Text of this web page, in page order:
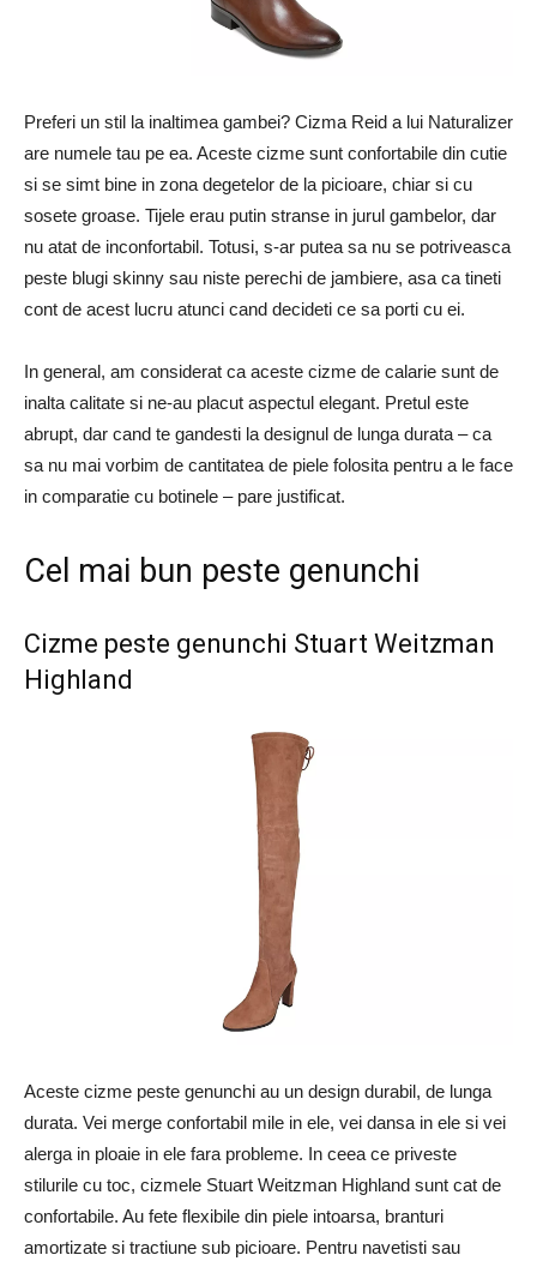
Preferi un stil la inaltimea gambei? Cizma Reid a lui Naturalizer
are numele tau pe ea. Aceste cizme sunt confortabile din cutie
si se simt bine in zona degetelor de la picioare, chiar si cu
sosete groase. Tijele erau putin stranse in jurul gambelor, dar
nu atat de inconfortabil. Totusi, s-ar putea sa nu se potriveasca
peste blugi skinny sau niste perechi de jambiere, asa ca tineti
cont de acest lucru atunci cand decideti ce sa porti cu ei.
In general, am considerat ca aceste cizme de calarie sunt de
inalta calitate si ne-au placut aspectul elegant. Pretul este
abrupt, dar cand te gandesti la designul de lunga durata – ca
sa nu mai vorbim de cantitatea de piele folosita pentru a le face
in comparatie cu botinele – pare justificat.
Cel mai bun peste genunchi
Cizme peste genunchi Stuart Weitzman
Highland
Aceste cizme peste genunchi au un design durabil, de lunga
durata. Vei merge confortabil mile in ele, vei dansa in ele si vei
alerga in ploaie in ele fara probleme. In ceea ce priveste
stilurile cu toc, cizmele Stuart Weitzman Highland sunt cat de
confortabile. Au fete flexibile din piele intoarsa, branturi
amortizate si tractiune sub picioare. Pentru navetisti sau